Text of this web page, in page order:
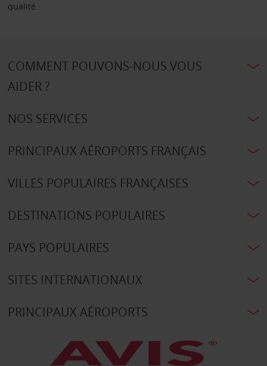
qualité.
COMMENT POUVONS-NOUS VOUS
AIDER ?
NOS SERVICES
PRINCIPAUX AÉROPORTS FRANÇAIS
VILLES POPULAIRES FRANÇAISES
DESTINATIONS POPULAIRES
PAYS POPULAIRES
SITES INTERNATIONAUX
PRINCIPAUX AÉROPORTS